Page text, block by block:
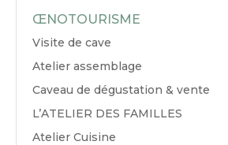
ŒNOTOURISME
Visite de cave
Atelier assemblage
Caveau de dégustation & vente
L’ATELIER DES FAMILLES
Atelier Cuisine